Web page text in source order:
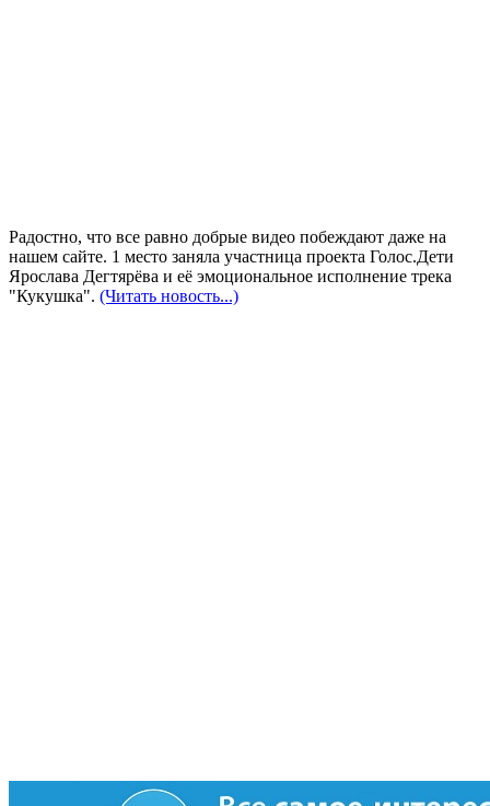
Радостно, что все равно добрые видео побеждают даже на
нашем сайте. 1 место заняла участница проекта Голос.Дети
Ярослава Дегтярёва и её эмоциональное исполнение трека
"Кукушка". (Читать новость...)